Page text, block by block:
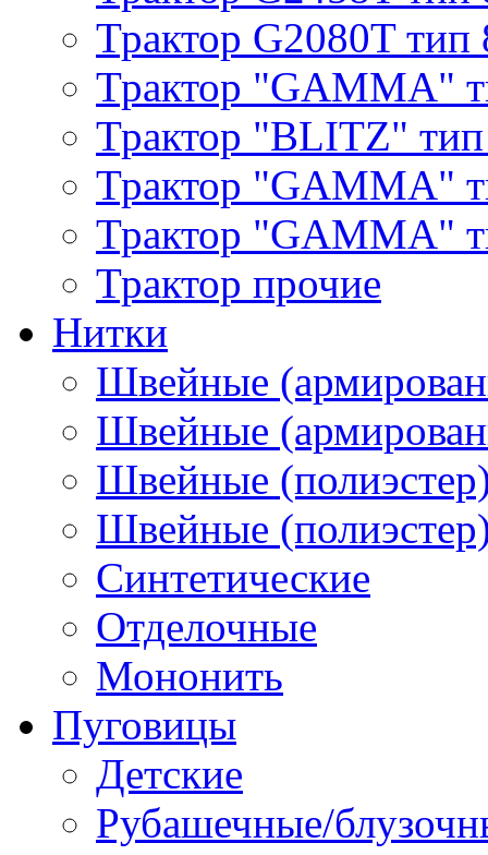
Трактор G2080T тип
Трактор "GAMMA"
Трактор "BLITZ"
Трактор "GAMMA"
Трактор "GAMMA"
Трактор прочие
Нитки
Швейные
Швейные
Швейные
Швейные
Синтетические
Отделочные
Мононить
Пуговицы
Детские
Рубашечные/